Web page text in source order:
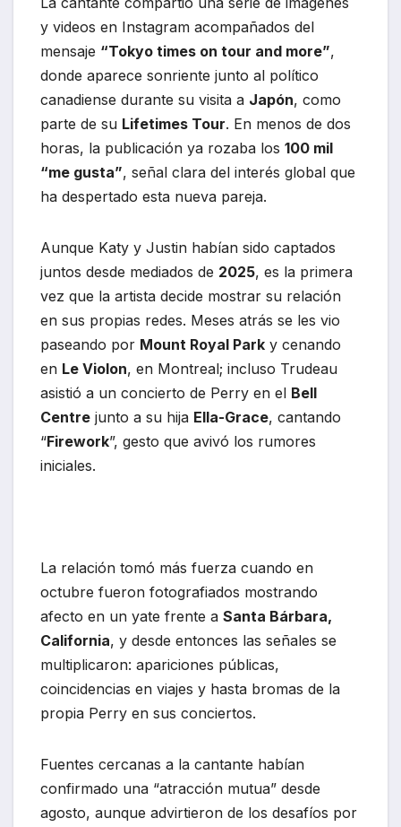
y videos en Instagram acompañados del
mensaje “Tokyo times on tour and more”,
donde aparece sonriente junto al político
canadiense durante su visita a Japón, como
parte de su Lifetimes Tour. En menos de dos
horas, la publicación ya rozaba los 100 mil
“me gusta”, señal clara del interés global que
ha despertado esta nueva pareja.
Aunque Katy y Justin habían sido captados
juntos desde mediados de 2025, es la primera
vez que la artista decide mostrar su relación
en sus propias redes. Meses atrás se les vio
paseando por Mount Royal Park y cenando
en Le Violon, en Montreal; incluso Trudeau
asistió a un concierto de Perry en el Bell
Centre junto a su hija Ella-Grace, cantando
“Firework”, gesto que avivó los rumores
iniciales.
La relación tomó más fuerza cuando en
octubre fueron fotografiados mostrando
afecto en un yate frente a Santa Bárbara,
California, y desde entonces las señales se
multiplicaron: apariciones públicas,
coincidencias en viajes y hasta bromas de la
propia Perry en sus conciertos.
Fuentes cercanas a la cantante habían
confirmado una “atracción mutua” desde
agosto, aunque advirtieron de los desafíos por